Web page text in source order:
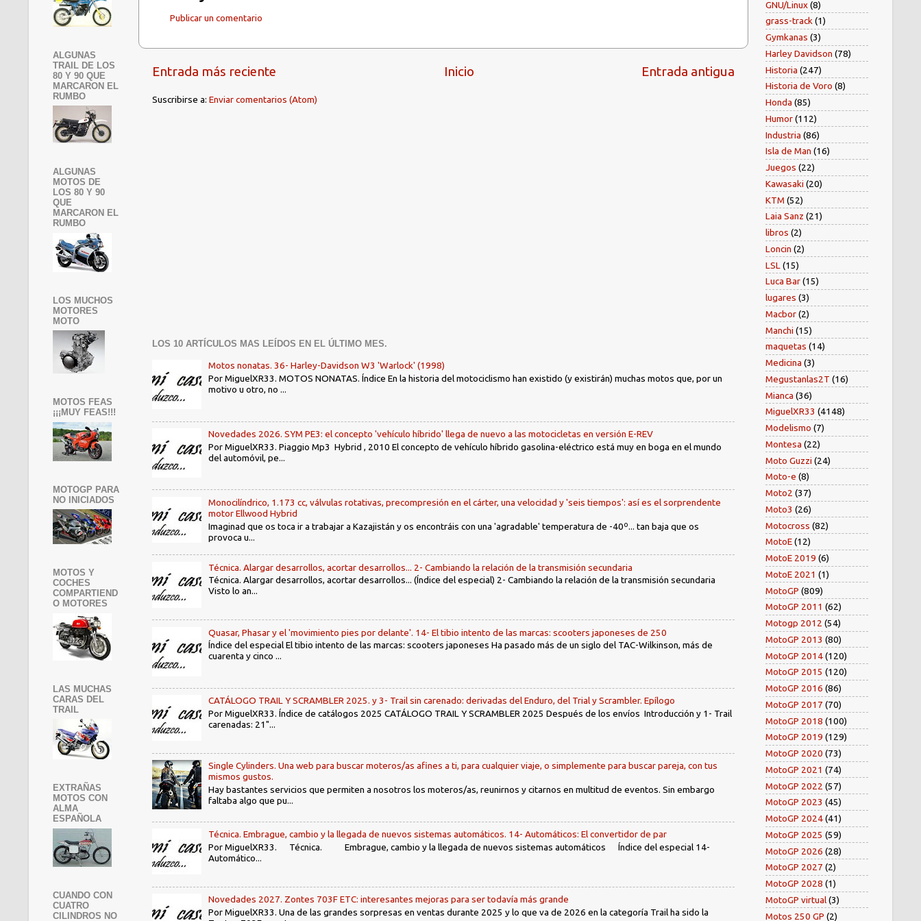
Publicar un comentario
Entrada más reciente Entrada antigua
Inicio
Suscribirse a: Enviar comentarios (Atom)
LOS 10 ARTÍCULOS MAS LEÍDOS EN EL ÚLTIMO MES.
Motos nonatas. 36- Harley-Davidson W3 'Warlock' (1998)
Por MiguelXR33. MOTOS NONATAS. Índice En la historia del motociclismo han existido (y existirán) muchas motos que, por un
motivo u otro, no ...
Novedades 2026. SYM PE3: el concepto 'vehículo híbrido' llega de nuevo a las motocicletas en versión E-REV
Por MiguelXR33. Piaggio Mp3 Hybrid , 2010 El concepto de vehículo híbrido gasolina-eléctrico está muy en boga en el mundo
del automóvil, pe...
Monocilíndrico, 1.173 cc, válvulas rotativas, precompresión en el cárter, una velocidad y 'seis tiempos': así es el sorprendente
motor Ellwood Hybrid
Imaginad que os toca ir a trabajar a Kazajistán y os encontráis con una 'agradable' temperatura de -40º... tan baja que os
provoca u...
Técnica. Alargar desarrollos, acortar desarrollos... 2- Cambiando la relación de la transmisión secundaria
Técnica. Alargar desarrollos, acortar desarrollos... (Índice del especial) 2- Cambiando la relación de la transmisión secundaria
Visto lo an...
Quasar, Phasar y el 'movimiento pies por delante'. 14- El tibio intento de las marcas: scooters japoneses de 250
Índice del especial El tibio intento de las marcas: scooters japoneses Ha pasado más de un siglo del TAC-Wilkinson, más de
cuarenta y cinco ...
CATÁLOGO TRAIL Y SCRAMBLER 2025. y 3- Trail sin carenado: derivadas del Enduro, del Trial y Scrambler. Epílogo
Por MiguelXR33. Índice de catálogos 2025 CATÁLOGO TRAIL Y SCRAMBLER 2025 Después de los envíos Introducción y 1- Trail
carenadas: 21"...
Single Cylinders. Una web para buscar moteros/as afines a ti, para cualquier viaje, o simplemente para buscar pareja, con tus
mismos gustos.
Hay bastantes servicios que permiten a nosotros los moteros/as, reunirnos y citarnos en multitud de eventos. Sin embargo
faltaba algo que pu...
Técnica. Embrague, cambio y la llegada de nuevos sistemas automáticos. 14- Automáticos: El convertidor de par
Por MiguelXR33. Técnica. Embrague, cambio y la llegada de nuevos sistemas automáticos Índice del especial 14-
Automático...
Novedades 2027. Zontes 703F ETC: interesantes mejoras para ser todavía más grande
Por MiguelXR33. Una de las grandes sorpresas en ventas durante 2025 y lo que va de 2026 en la categoría Trail ha sido la
ALGUNAS
TRAIL DE LOS
80 Y 90 QUE
MARCARON EL
RUMBO
ALGUNAS
MOTOS DE
LOS 80 Y 90
QUE
MARCARON EL
RUMBO
LOS MUCHOS
MOTORES
MOTO
MOTOS FEAS
¡¡¡MUY FEAS!!!
MOTOGP PARA
NO INICIADOS
MOTOS Y
COCHES
COMPARTIEND
O MOTORES
LAS MUCHAS
CARAS DEL
TRAIL
EXTRAÑAS
MOTOS CON
ALMA
ESPAÑOLA
CUANDO CON
CUATRO
CILINDROS NO
GNU/Linux(8)
grass-track(1)
Gymkanas (3)
Harley Davidson (78)
Historia (247)
Historia de Voro (8)
Honda (85)
Humor(112)
Industria (86)
Isla de Man (16)
Juegos (22)
Kawasaki (20)
KTM (52)
Laia Sanz (21)
libros (2)
Loncin (2)
LSL (15)
Luca Bar(15)
lugares (3)
Macbor(2)
Manchi (15)
maquetas (14)
Medicina (3)
Megustanlas2T (16)
Mianca (36)
MiguelXR33 (4148)
Modelismo (7)
Montesa (22)
Moto Guzzi (24)
Moto-e (8)
Moto2 (37)
Moto3 (26)
Motocross (82)
MotoE(12)
MotoE 2019 (6)
MotoE 2021 (1)
MotoGP (809)
MotoGP 2011 (62)
Motogp 2012 (54)
MotoGP 2013 (80)
MotoGP 2014(120)
MotoGP 2015 (120)
MotoGP 2016 (86)
MotoGP 2017 (70)
MotoGP 2018 (100)
MotoGP 2019 (129)
MotoGP 2020 (73)
MotoGP 2021 (74)
MotoGP 2022 (57)
MotoGP 2023 (45)
MotoGP 2024(41)
MotoGP 2025 (59)
MotoGP 2026 (28)
MotoGP 2027 (2)
MotoGP 2028 (1)
MotoGP virtual(3)
Motos 250 GP (2)